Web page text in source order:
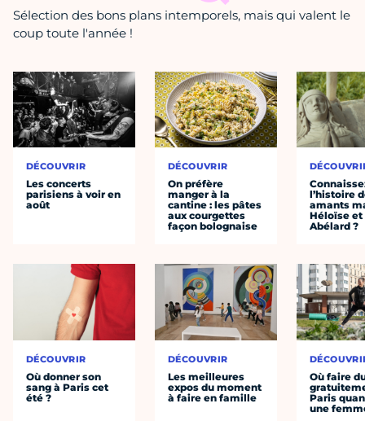
Sélection des bons plans intemporels, mais qui valent le
coup toute l'année !
DÉCOUVRIR
Les concerts
parisiens à voir en
août
DÉCOUVRIR
Où donner son
sang à Paris cet
été ?
DÉCOUVRIR
On préfère
manger à la
cantine : les pâtes
aux courgettes
façon bolognaise
DÉCOUVRIR
Les meilleures
expos du moment
à faire en famille
l’histoire
amants
Héloïse et
Abélard ?
Où faire
Paris
une